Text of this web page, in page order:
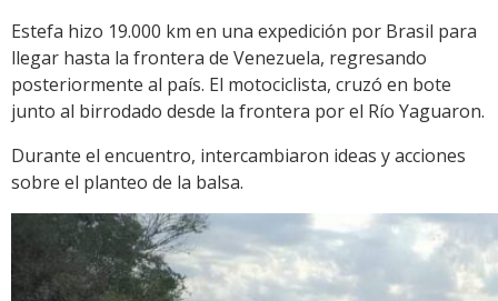
Estefa hizo 19.000 km en una expedición por Brasil para
llegar hasta la frontera de Venezuela, regresando
posteriormente al país. El motociclista, cruzó en bote
junto al birrodado desde la frontera por el Río Yaguaron.
Durante el encuentro, intercambiaron ideas y acciones
sobre el planteo de la balsa.